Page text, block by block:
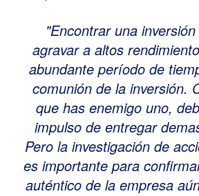
Encontrar una
agravar a altos
abundante período de
comunión de la inversión.
que has enemigo uno,
impulso de entregar
Pero la investigación de
es importante para
auténtico de la empresa